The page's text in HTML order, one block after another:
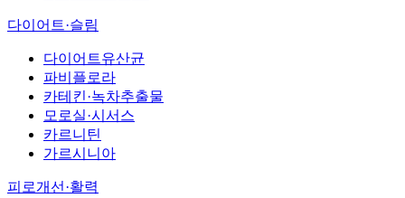
다이어트·슬림
다이어트유산균
파비플로라
카테킨·녹차추출물
모로실·시서스
카르니틴
가르시니아
피로개선·활력